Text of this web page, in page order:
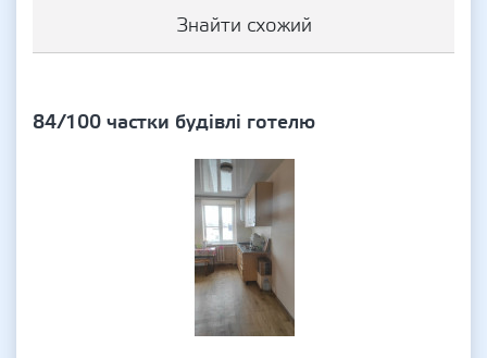
Знайти схожий
84/100 частки будівлі готелю